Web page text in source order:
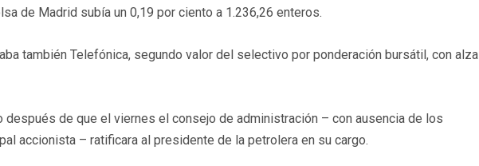
de Madrid subía un 0,19 por ciento a 1.236,26 enteros.
también Telefónica, segundo valor del selectivo por ponderación bursátil, con alza
después de que el viernes el consejo de administración – con ausencia de los
accionista – ratificara al presidente de la petrolera en su cargo.